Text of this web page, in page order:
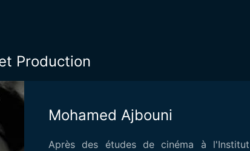
Production
Mohamed Ajbouni
Après des études de cinéma à l'Institut